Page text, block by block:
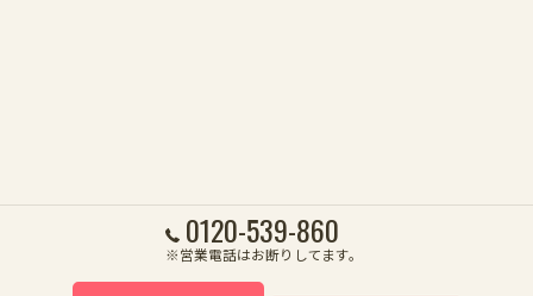
0120-539-860
※営業電話はお断りしてます。